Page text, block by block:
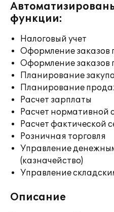
функции:
Налоговый учет
Оформление заказов
Оформление заказов
Планирование
Планирование
Расчет зарплаты
Расчет нормативной
Расчет фактической
Розничная торговля
Управление
(казначейство)
Управление
Описание